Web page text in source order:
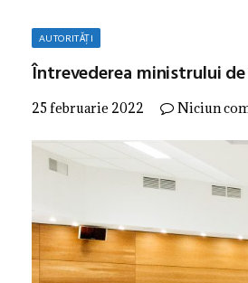
AUTORITĂȚI
Întrevederea ministrului
25 februarie 2022 Niciun